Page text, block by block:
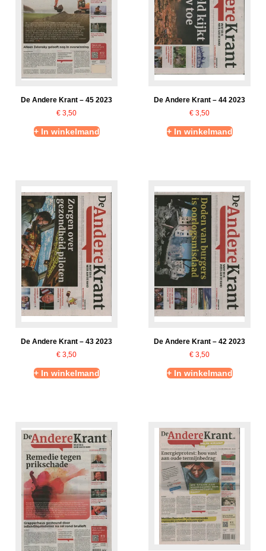
De Andere Krant – 45 2023
€ 3,50
+ In winkelmand
De Andere Krant – 44 2023
€ 3,50
+ In winkelmand
De Andere Krant – 43 2023
€ 3,50
+ In winkelmand
De Andere Krant – 42 2023
€ 3,50
+ In winkelmand